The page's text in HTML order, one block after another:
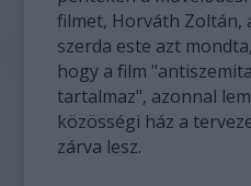
filmet, Horváth Zoltán,
szerda este azt
hogy a film
tartalmaz", azonnal
közösségi ház a
zárva lesz.